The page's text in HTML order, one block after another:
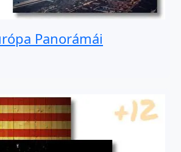
Panorámái